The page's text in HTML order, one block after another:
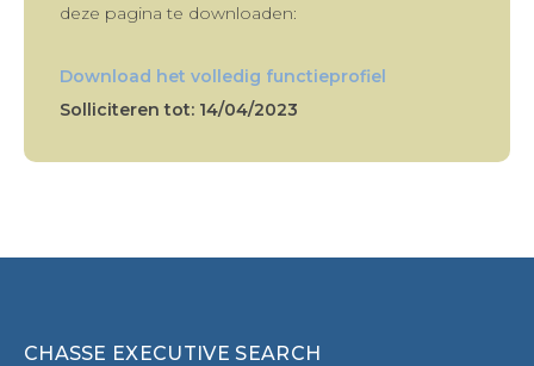
deze pagina te downloaden:
Download het volledig functieprofiel
Solliciteren tot: 14/04/2023
CHASSE EXECUTIVE SEARCH